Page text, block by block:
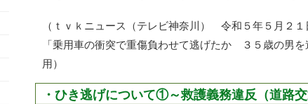
（ｔｖｋニュース（テレビ神奈川） 令和５年５月２
「乗用車の衝突で重傷負わせて逃げたか ３５歳の男
用）
・ひき逃げについて①～救護義務違反（道路